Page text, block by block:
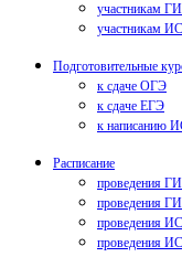
участникам
участникам ИС
Подготовительные
к сдаче ОГЭ
к сдаче ЕГЭ
к написанию
Расписание
проведения
проведения
проведения
проведения